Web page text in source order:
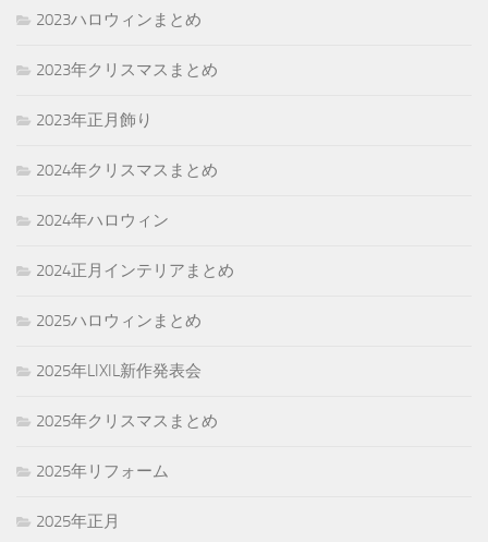
2023ハロウィンまとめ
2023年クリスマスまとめ
2023年正月飾り
2024年クリスマスまとめ
2024年ハロウィン
2024正月インテリアまとめ
2025ハロウィンまとめ
2025年LIXIL新作発表会
2025年クリスマスまとめ
2025年リフォーム
2025年正月